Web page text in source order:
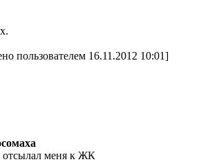
пользователем 16.11.2012 10:01]
отсылал меня к ЖК